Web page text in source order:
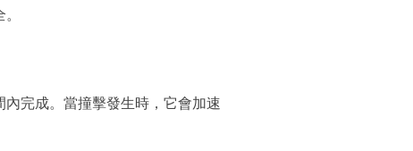
完成。當撞擊發生時，它會加速